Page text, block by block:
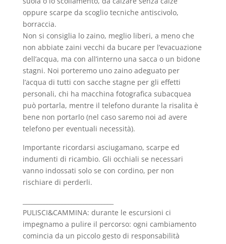
oppure scarpe da scoglio tecniche antiscivolo,
borraccia.
Non si consiglia lo zaino, meglio liberi, a meno che
non abbiate zaini vecchi da bucare per l’evacuazione
dell’acqua, ma con all’interno una sacca o un bidone
stagni. Noi porteremo uno zaino adeguato per
l’acqua di tutti con sacche stagne per gli effetti
personali, chi ha macchina fotografica subacquea
può portarla, mentre il telefono durante la risalita è
bene non portarlo (nel caso saremo noi ad avere
telefono per eventuali necessità).
Importante ricordarsi asciugamano, scarpe ed
indumenti di ricambio. Gli occhiali se necessari
vanno indossati solo se con cordino, per non
rischiare di perderli.
PULISCI&CAMMINA: durante le escursioni ci
impegnamo a pulire il percorso: ogni cambiamento
comincia da un piccolo gesto di responsabilità